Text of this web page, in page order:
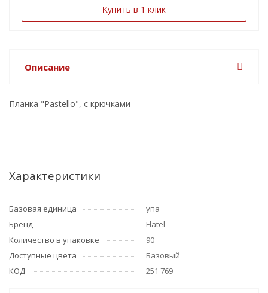
Купить в 1 клик
Описание
Планка "Pastello", с крючками
Характеристики
Базовая единица
упа
Бренд
Flatel
Количество в упаковке
90
Доступные цвета
Базовый
КОД
251 769